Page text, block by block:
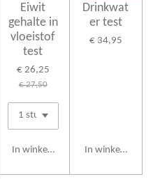
Eiwit
gehalte in
vloeistof
test
€ 26,25
€ 27,50
In winkelwagen
Drinkwat
er test
€ 34,95
In winkelwagen